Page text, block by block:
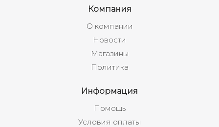
Компания
О компании
Новости
Магазины
Политика
Информация
Помощь
Условия оплаты